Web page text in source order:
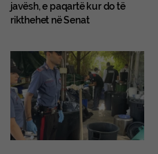
javësh, e paqartë kur do të
rikthehet në Senat